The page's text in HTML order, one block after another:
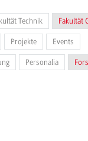
Technik Fakultät
Projekte Events
Personalia